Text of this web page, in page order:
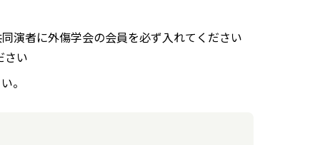
演者に外傷学会の会員を必ず入れてください
さい
。